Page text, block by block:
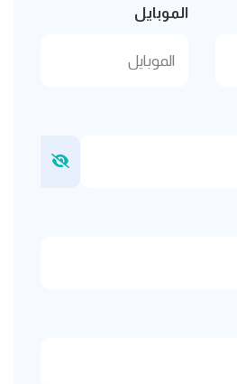
الموبايل